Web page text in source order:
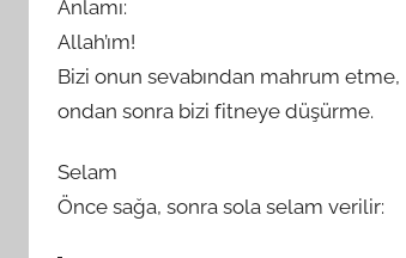
Anlamı:
Allah’ım!
Bizi onun sevabından mahrum etme,
ondan sonra bizi fitneye düşürme.
Selam
Önce sağa, sonra sola selam verilir: